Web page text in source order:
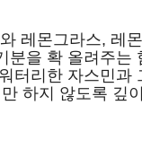
레몬그라스, 레
분을 확 올려주는
터리한 자스민과
하지 않도록 깊